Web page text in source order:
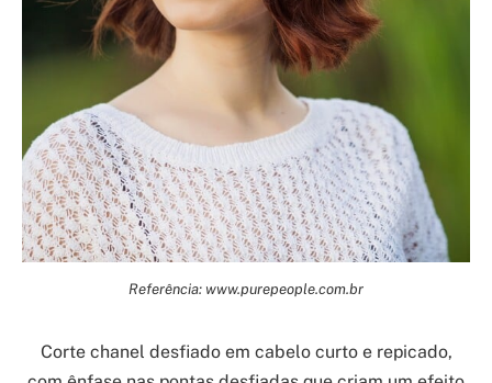
Referência: www.purepeople.com.br
Corte chanel desfiado em cabelo curto e repicado,